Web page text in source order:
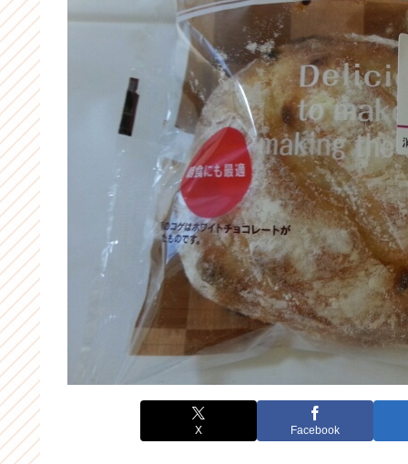
X Facebook